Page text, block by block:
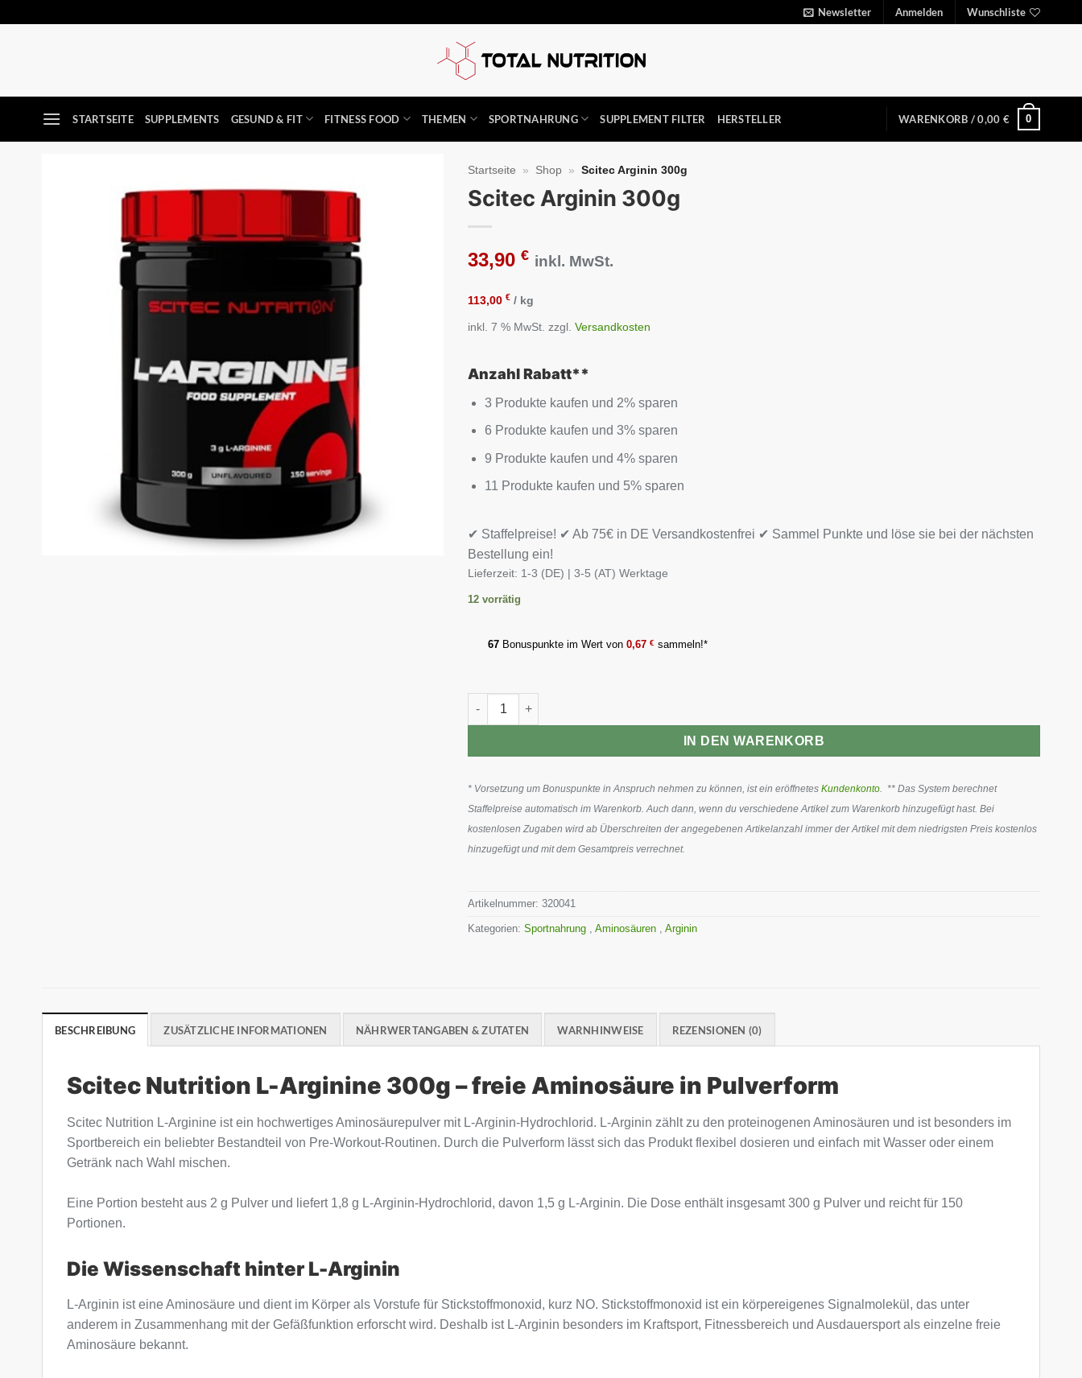
Newsletter Anmelden Wunschliste
STARTSEITE SUPPLEMENTS GESUND & FIT FITNESS FOOD THEMEN SPORTNAHRUNG SUPPLEMENT FILTER HERSTELLER WARENKORB /0,00 € 0
Startseite » Shop » Scitec Arginin 300g
Scitec Arginin 300g
33,90€ inkl. MwSt.
113,00€ / kg
inkl. 7 % MwSt. zzgl.Versandkosten
Anzahl Rabatt**
3 Produkte kaufen und 2% sparen
6 Produkte kaufen und 3% sparen
9 Produkte kaufen und 4% sparen
11 Produkte kaufen und 5% sparen
✔ Staffelpreise! ✔ Ab 75€ in DE Versandkostenfrei ✔ Sammel Punkte und löse sie bei der nächsten
Bestellung ein!
Lieferzeit: 1-3 (DE) | 3-5 (AT) Werktage
12 vorrätig
67 Bonuspunkte im Wert von0,67€ sammeln!*
Scitec Arginin 300g Menge
IN DEN WARENKORB
* Vorsetzung um Bonuspunkte in Anspruch nehmen zu können, ist ein eröffnetesKundenkonto. ** Das System berechnet
Staffelpreise automatisch im Warenkorb. Auch dann, wenn du verschiedene Artikel zum Warenkorb hinzugefügt hast. Bei
kostenlosen Zugaben wird ab Überschreiten der angegebenen Artikelanzahl immer der Artikel mit dem niedrigsten Preis kostenlos
hinzugefügt und mit dem Gesamtpreis verrechnet.
Artikelnummer:320041
Kategorien:Sportnahrung ,Aminosäuren ,Arginin
BESCHREIBUNG ZUSÄTZLICHE INFORMATIONEN NÄHRWERTANGABEN & ZUTATEN WARNHINWEISE REZENSIONEN (0)
Scitec Nutrition L-Arginine 300g – freie Aminosäure in Pulverform
Scitec Nutrition L-Arginine ist ein hochwertiges Aminosäurepulver mit L-Arginin-Hydrochlorid. L-Arginin zählt zu den proteinogenen Aminosäuren und ist besonders im
Sportbereich ein beliebter Bestandteil von Pre-Workout-Routinen. Durch die Pulverform lässt sich das Produkt flexibel dosieren und einfach mit Wasser oder einem
Getränk nach Wahl mischen.
Eine Portion besteht aus 2 g Pulver und liefert 1,8 g L-Arginin-Hydrochlorid, davon 1,5 g L-Arginin. Die Dose enthält insgesamt 300 g Pulver und reicht für 150
Portionen.
Die Wissenschaft hinter L-Arginin
L-Arginin ist eine Aminosäure und dient im Körper als Vorstufe für Stickstoffmonoxid, kurz NO. Stickstoffmonoxid ist ein körpereigenes Signalmolekül, das unter
anderem in Zusammenhang mit der Gefäßfunktion erforscht wird. Deshalb ist L-Arginin besonders im Kraftsport, Fitnessbereich und Ausdauersport als einzelne freie
Aminosäure bekannt.